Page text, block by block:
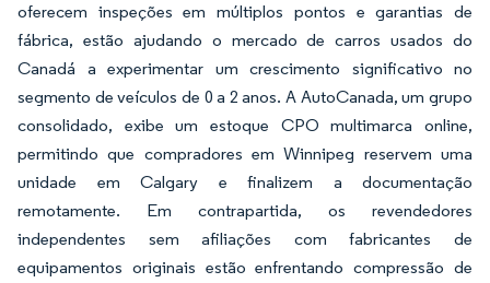
oferecem inspeções em múltiplos pontos e garantias de
fábrica, estão ajudando o mercado de carros usados do
Canadá a experimentar um crescimento significativo no
segmento de veículos de 0 a 2 anos. A AutoCanada, um grupo
consolidado, exibe um estoque CPO multimarca online,
permitindo que compradores em Winnipeg reservem uma
unidade em Calgary e finalizem a documentação
remotamente. Em contrapartida, os revendedores
independentes sem afiliações com fabricantes de
equipamentos originais estão enfrentando compressão de